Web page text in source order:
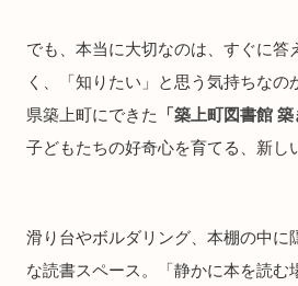
でも、本当に大切なのは、すぐに答
く、「知りたい」と思う気持ちなの
県築上町にできた
「築上町図書館 築
子どもたちの好奇心を育てる、新し
滑り台やボルダリング、本棚の中に
な読書スペース。「静かに本を読む